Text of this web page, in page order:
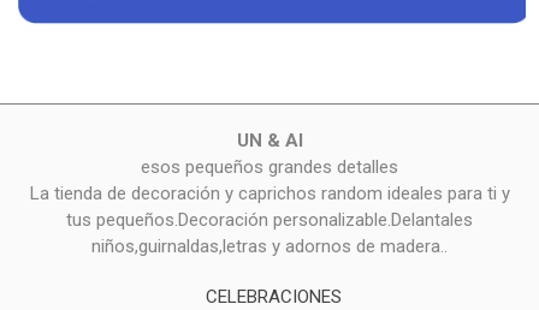
UN & AI
esos pequeños grandes detalles
La tienda de decoración y caprichos random ideales para ti y
tus pequeños.Decoración personalizable.Delantales
niños,guirnaldas,letras y adornos de madera..
CELEBRACIONES